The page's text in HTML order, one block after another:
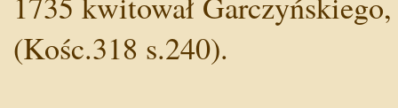
(Kośc.318 s.240).